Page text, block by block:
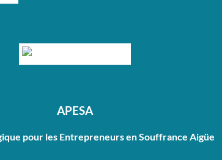
APESA
pour les Entrepreneurs en Souffrance Aigüe